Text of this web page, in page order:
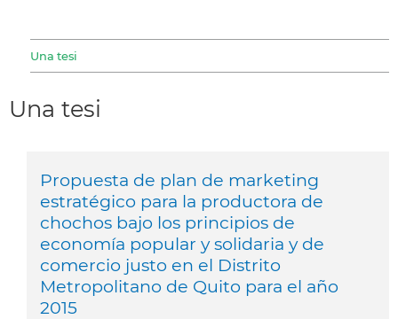
Una tesi
Una tesi
Propuesta de plan de marketing
estratégico para la productora de
chochos bajo los principios de
economía popular y solidaria y de
comercio justo en el Distrito
Metropolitano de Quito para el año
2015